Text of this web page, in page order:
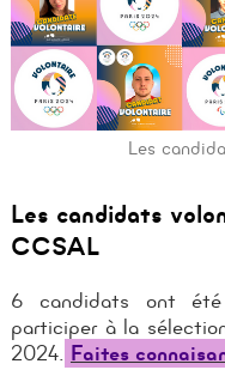
Les
Les candidats
CCSAL
6 candidats ont
participer à la
2024. Faites